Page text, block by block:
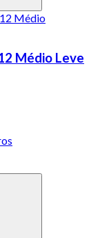
Médio Leve